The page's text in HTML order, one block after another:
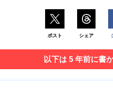
ポスト シェア
以下は 5 年前に書